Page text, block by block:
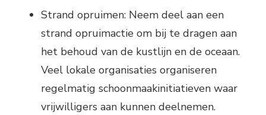
Strand opruimen: Neem deel aan een
strand opruimactie om bij te dragen aan
het behoud van de kustlijn en de oceaan.
Veel lokale organisaties organiseren
regelmatig schoonmaakinitiatieven waar
vrijwilligers aan kunnen deelnemen.